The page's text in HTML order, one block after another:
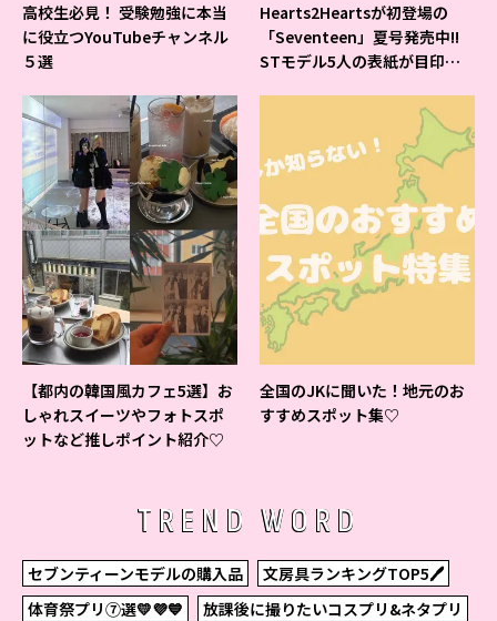
高校生必見！ 受験勉強に本当
に役立つYouTubeチャンネル
５選
Hearts2Heartsが初登場の
「Seventeen」夏号発売中!!
STモデル5人の表紙が目印だ
【都内の韓国風カフェ5選】お
しゃれスイーツやフォトスポ
ットなど推しポイント紹介♡
全国のJKに聞いた！地元のお
すすめスポット集♡
TREND WORD
セブンティーンモデルの購入品
文房具ランキングTOP5🖊
体育祭プリ⑦選💛💜💙
放課後に撮りたいコスプリ&ネタプリ